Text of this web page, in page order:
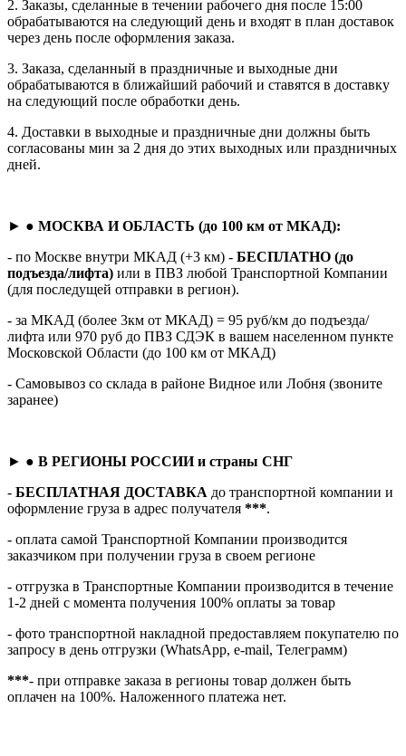
2. Заказы, сделанные в течении рабочего дня после 15:00
обрабатываются на следующий день и входят в план доставок
через день после оформления заказа.
3. Заказа, сделанный в праздничные и выходные дни
обрабатываются в ближайший рабочий и ставятся в доставку
на следующий после обработки день.
4. Доставки в выходные и праздничные дни должны быть
согласованы мин за 2 дня до этих выходных или праздничных
дней.
► ● МОСКВА И ОБЛАСТЬ (до 100 км от МКАД):
- по Москве внутри МКАД (+3 км) - БЕСПЛАТНО (до
подъезда/лифта) или в ПВЗ любой Транспортной Компании
(для последущей отправки в регион).
- за МКАД (более 3км от МКАД) = 95 руб/км до подъезда/
лифта или 970 руб до ПВЗ СДЭК в вашем населенном пункте
Московской Области (до 100 км от МКАД)
- Самовывоз со склада в районе Видное или Лобня (звоните
заранее)
► ● В РЕГИОНЫ РОССИИ и страны СНГ
- БЕСПЛАТНАЯ ДОСТАВКА до транспортной компании и
оформление груза в адрес получателя ***.
- оплата самой Транспортной Компании производится
заказчиком при получении груза в своем регионе
- отгрузка в Транспортные Компании производится в течение
1-2 дней с момента получения 100% оплаты за товар
- фото транспортной накладной предоставляем покупателю по
запросу в день отгрузки (WhatsApp, e-mail, Телеграмм)
***- при отправке заказа в регионы товар должен быть
оплачен на 100%. Наложенного платежа нет.